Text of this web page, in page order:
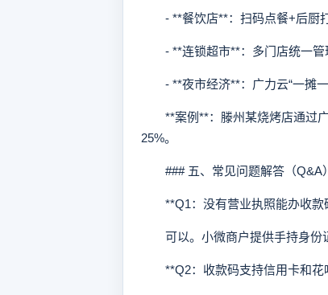
- **餐饮店**：扫码点餐+后厨打
- **连锁超市**：多门店统一管
- **夜市经济**：广力云“一摊一
**案例**：滕州某烧烤店通过广
25%。
### 五、常见问题解答（Q&A）
**Q1：没有营业执照能办收款
可以。小微商户提供手持身份证
**Q2：收款码支持信用卡和花